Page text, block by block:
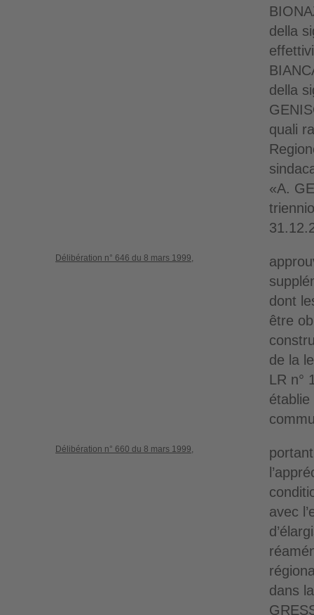
della
della
quali
«A.
Délibération n° 646 du 8 mars 1999,
dont
être
de la
LR n°
Délibération n° 660 du 8 mars 1999,
avec
dans